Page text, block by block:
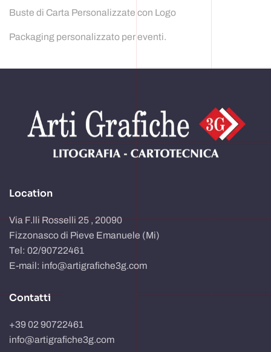
Buste di Carta Personalizzate con Logo
Packaging personalizzato per eventi.
Location
Via F.lli Rosselli 25 , 20090
Fizzonasco di Pieve Emanuele (Mi)
Tel: 02/90722461
E-mail: info@artigrafiche3g.com
Contatti
+39 02 90722461
info@artigrafiche3g.com